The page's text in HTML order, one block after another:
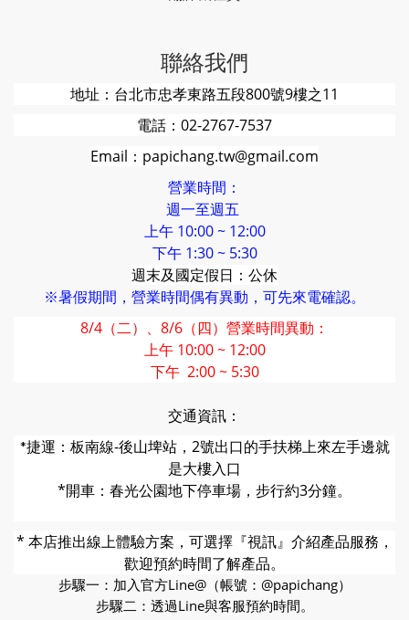
聯絡我們
地址：台北市忠孝東路五段800號9樓之11
電話：02-2767-7537
Email：papichang.tw@gmail.com
營業時間：
週一至週五
上午 10:00 ~ 12:00
下午 1:30 ~ 5:30
週末及國定假日：公休
※暑假期間，營業時間偶有異動，可先來電確認。
8/4（二）、8/6（四）營業時間異動：
上午 10:00 ~ 12:00
下午 2:00 ~ 5:30
交通資訊：
*捷運：板南線-後山埤站，2號出口的手扶梯上來左手邊就
是大樓入口
*開車：春光公園地下停車場，步行約3分鐘。
* 本店推出線上體驗方案，可選擇『視訊』介紹產品服務，
歡迎預約時間了解產品。
步驟一：加入官方Line@（帳號：@papichang）
步驟二：透過Line與客服預約時間。